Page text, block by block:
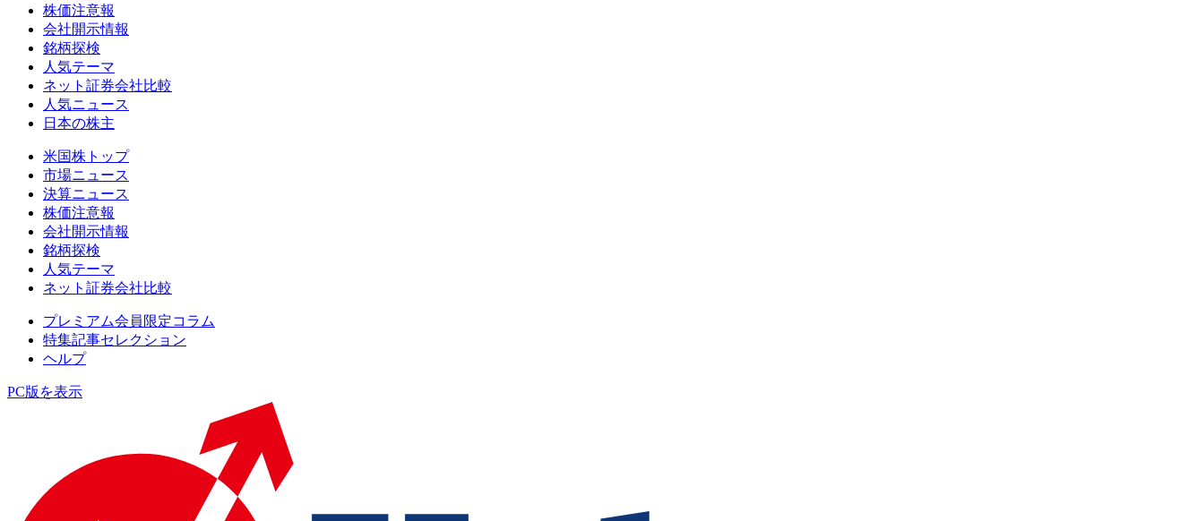
株価注意報
会社開示情報
銘柄探検
人気テーマ
ネット証券会社比較
人気ニュース
日本の株主
米国株トップ
市場ニュース
決算ニュース
株価注意報
会社開示情報
銘柄探検
人気テーマ
ネット証券会社比較
プレミアム会員限定コラム
特集記事セレクション
ヘルプ
PC版を表示